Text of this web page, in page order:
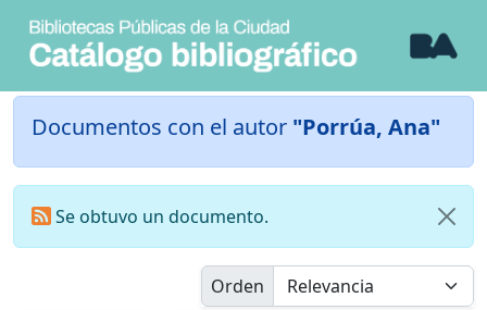
Documentos con el autor "Porrúa, Ana"
Se obtuvo un documento.
Orden